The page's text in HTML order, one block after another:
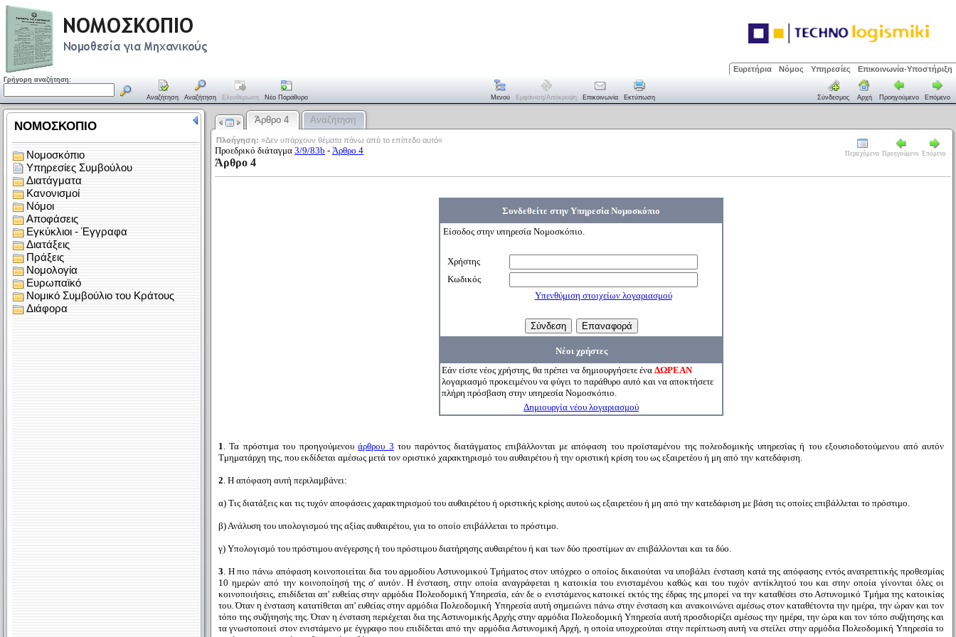
Ευρετήρια Νόμος Υπηρεσίες Επικοινωνία-Υποστήριξη
Γρήγορη αναζήτηση:
Αναζήτηση Αναζήτηση Ελευθέρωση Νέο Παράθυρο Μενού Εμφάνιση/απόκρυψη Επικοινωνία Εκτύπωση Σύνδεσμος Αρχή Προηγούμενο Επόμενο
Άρθρο 4 Αναζήτηση